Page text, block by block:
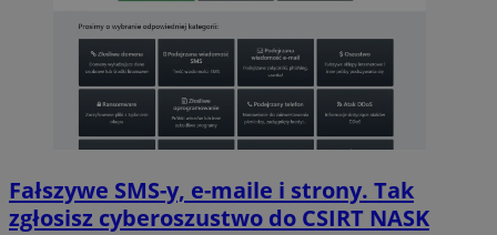
Fałszywe SMS-y, e-maile i strony. Tak
zgłosisz cyberoszustwo do CSIRT NASK